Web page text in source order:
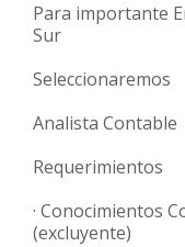
Para importante
Sur
Seleccionaremos
Analista Contable
Requerimientos
· Conocimientos
(excluyente)